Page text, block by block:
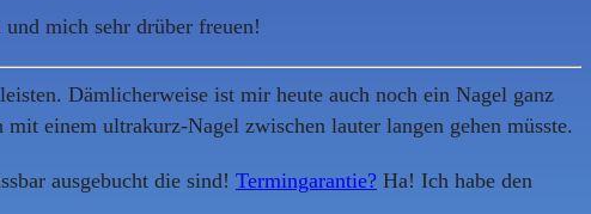
mich sehr drüber freuen!
Dämlicherweise ist mir heute auch noch ein Nagel ganz
einem ultrakurz-Nagel zwischen lauter langen gehen müsste.
ausgebucht die sind! Termingarantie? Ha! Ich habe den